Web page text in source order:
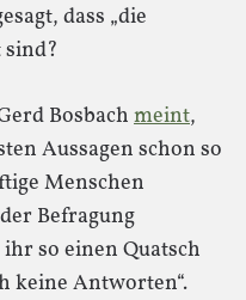
dass „die
sind?
Bosbach meint,
Aussagen schon so
Menschen
Befragung
so einen Quatsch
keine Antworten“.